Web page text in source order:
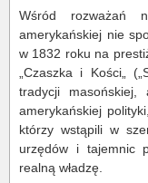
Wśród rozważań
amerykańskiej nie
w 1832 roku na
„Czaszka i Kości„
tradycji
amerykańskiej
którzy wstąpili w
urzędów i tajemnic
realną władzę.